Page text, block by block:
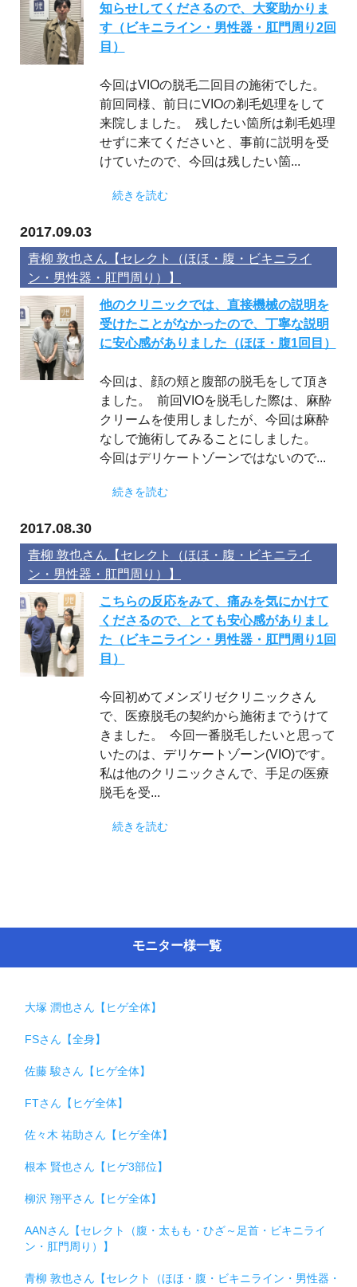
知らせしてくださるので、大変助かりま
す（ビキニライン・男性器・肛門周り2回
目）
今回はVIOの脱毛二回目の施術でした。
前回同様、前日にVIOの剃毛処理をして
来院しました。 残したい箇所は剃毛処理
せずに来てくださいと、事前に説明を受
けていたので、今回は残したい箇...
続きを読む
2017.09.03
青柳 敦也さん【セレクト（ほほ・腹・ビキニライ
ン・男性器・肛門周り）】
他のクリニックでは、直接機械の説明を
受けたことがなかったので、丁寧な説明
に安心感がありました（ほほ・腹1回目）
今回は、顔の頬と腹部の脱毛をして頂き
ました。 前回VIOを脱毛した際は、麻酔
クリームを使用しましたが、今回は麻酔
なしで施術してみることにしました。
今回はデリケートゾーンではないので...
続きを読む
2017.08.30
青柳 敦也さん【セレクト（ほほ・腹・ビキニライ
ン・男性器・肛門周り）】
こちらの反応をみて、痛みを気にかけて
くださるので、とても安心感がありまし
た（ビキニライン・男性器・肛門周り1回
目）
今回初めてメンズリゼクリニックさん
で、医療脱毛の契約から施術までうけて
きました。 今回一番脱毛したいと思って
いたのは、デリケートゾーン(VIO)です。
私は他のクリニックさんで、手足の医療
脱毛を受...
続きを読む
モニター様一覧
大塚 潤也さん【ヒゲ全体】
FSさん【全身】
佐藤 駿さん【ヒゲ全体】
FTさん【ヒゲ全体】
佐々木 祐助さん【ヒゲ全体】
根本 賢也さん【ヒゲ3部位】
柳沢 翔平さん【ヒゲ全体】
AANさん【セレクト（腹・太もも・ひざ～足首・ビキニライ
ン・肛門周り）】
青柳 敦也さん【セレクト（ほほ・腹・ビキニライン・男性器・